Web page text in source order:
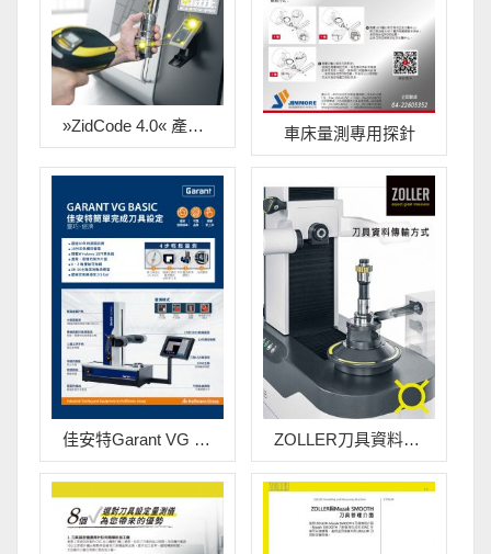
»zidCode 4.0« 產品中文型錄 車床量測專用探針
佳安特Garant VG Basic 刀具設定量測儀flyer ZOLLER刀具資料傳輸方式